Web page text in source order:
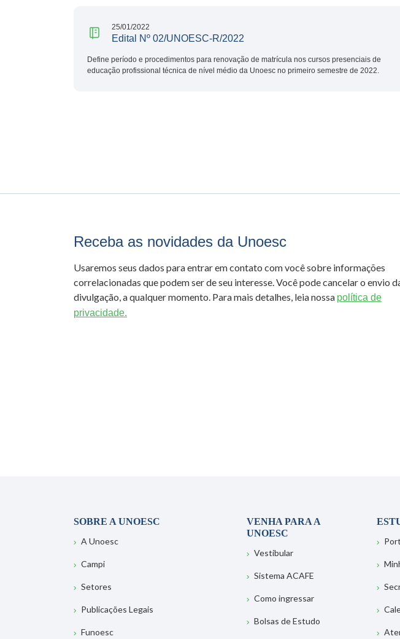
25/01/2022
Edital Nº 02/UNOESC-R/2022
Define período e procedimentos para renovação de matrícula nos cursos presenciais de
educação profissional técnica de nível médio da Unoesc no primeiro semestre de 2022.
Receba as novidades da Unoesc
Usaremos seus dados para entrar em contato com você sobre informações
correlacionadas que podem ser de seu interesse. Você pode cancelar o envio
divulgação, a qualquer momento. Para mais detalhes, leia nossa política de
privacidade.
SOBRE A UNOESC
A Unoesc
Campi
Setores
Publicações Legais
Funoesc
VENHA PARA A
UNOESC
Vestibular
Sistema ACAFE
Como ingressar
Bolsas de Estudo